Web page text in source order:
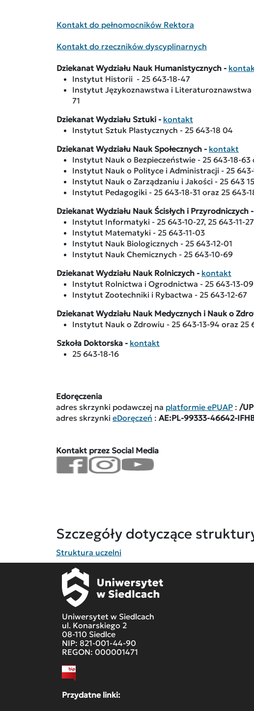
Kontakt do pełnomocników Rektora
Kontakt do rzeczników dyscyplinarnych
Dziekanat Wydziału Nauk Humanistycznych -
Instytut Historii - 25 643-18-47
Instytut Językoznawstwa i Literaturoznawstwa
71
Dziekanat Wydziału Sztuki - kontakt
Instytut Sztuk Plastycznych - 25 643-18 04
Dziekanat Wydziału Nauk Społecznych - kontakt
Instytut Nauk o Bezpieczeństwie - 25 643-18-63
Instytut Nauk o Polityce i Administracji - 25 643-
Instytut Nauk o Zarządzaniu i Jakości - 25 643
Instytut Pedagogiki - 25 643-18-31 oraz 25 643-
Dziekanat Wydziału Nauk Ścisłych i Przyrodniczych -
Instytut Informatyki - 25 643-10-27, 25 643-11-27
Instytut Matematyki - 25 643-11-03
Instytut Nauk Biologicznych - 25 643-12-01
Instytut Nauk Chemicznych - 25 643-10-69
Dziekanat Wydziału Nauk Rolniczych - kontakt
Instytut Rolnictwa i Ogrodnictwa - 25 643-13-09
Instytut Zootechniki i Rybactwa - 25 643-12-67
Dziekanat Wydziału Nauk Medycznych i Nauk o
Instytut Nauk o Zdrowiu - 25 643-13-94 oraz 25
Szkoła Doktorska - kontakt
25 643-18-16
Edoręczenia
adres skrzynki podawczej na platformie ePUAP : /
adres skrzynki eDoręczeń : AE:PL-99333-46642-
Kontakt przez Social Media
Szczegóły dotyczące
Struktura uczelni
Uniwersytet w Siedlcach
ul. Konarskiego 2
08-110 Siedlce
NIP: 821-001-44-90
REGON: 000001471
Przydatne linki: